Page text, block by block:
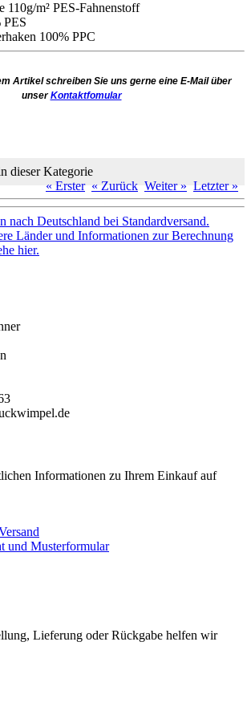
110g/m² PES-Fahnenstoff
PES
100% PPC
Artikel schreiben Sie uns gerne eine E-Mail über
unserKontaktfomular
dieser Kategorie
« Erster « Zurück Weiter » Letzter »
Deutschland bei Standardversand.
Länder und Informationen zur Berechnung
hier.
Informationen zu Ihrem Einkauf auf
und Musterformular
Lieferung oder Rückgabe helfen wir